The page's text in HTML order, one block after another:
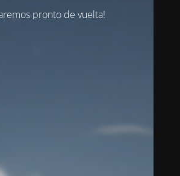
pronto de vuelta!